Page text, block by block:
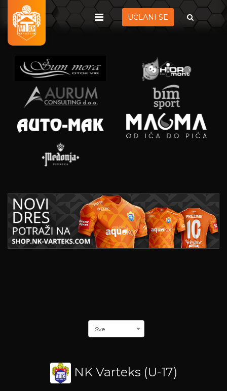
UČLANI SE
Sve
NK Varteks (U-17)